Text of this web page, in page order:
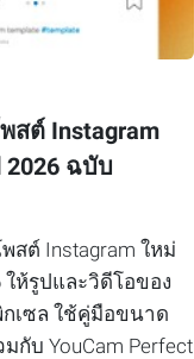
สต์ Instagram
ฉบับ
สต์ Instagram ใหม่
ให้รูปและวิดีโอของ
เซล ใช้คู่มือขนาด
กับ YouCam Perfect